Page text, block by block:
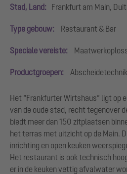
Stad, Land: Frankfurt am Main,
Type gebouw: Restaurant & Bar
Speciale vereiste:
Productgroepen:
Het “Frankfurter Wirtshaus” ligt op
van de oude stad, recht tegenover
biedt meer dan 150 zitplaatsen
het terras met uitzicht op de Main.
inrichting en open keuken
Het restaurant is ook technisch
er in de keuken vettig afvalwater